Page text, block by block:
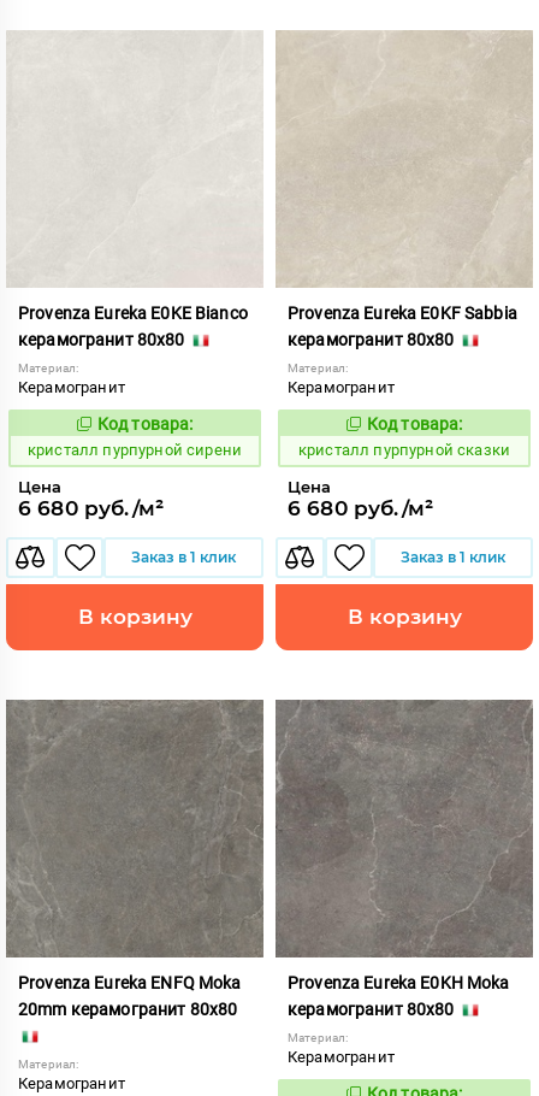
Provenza Eureka E0KE Bianco
керамогранит 80x80
Материал:
Керамогранит
821964
Код товара:
кристалл пурпурной сирени
Цена
6 680 руб./м²
Заказ в 1 клик
В корзину
Provenza Eureka E0KF Sabbia
керамогранит 80x80
Материал:
Керамогранит
821965
Код товара:
кристалл пурпурной сказки
Цена
6 680 руб./м²
Заказ в 1 клик
В корзину
Provenza Eureka ENFQ Moka
20mm керамогранит 80x80
Материал:
Керамогранит
Provenza Eureka E0KH Moka
керамогранит 80x80
Материал:
Керамогранит